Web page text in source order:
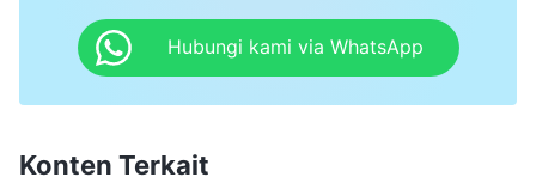
merasa putus asa dan sedih, aku minum dan
berjudi sepanjang hari. Ketika istriku mengatakan
menghasilkannya, dan aku akan
Hubungi kami via WhatsApp
Konten Terkait